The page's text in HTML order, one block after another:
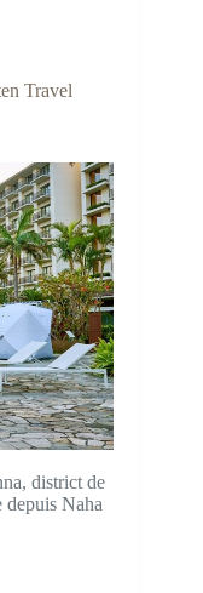
Travel
district de
Naha